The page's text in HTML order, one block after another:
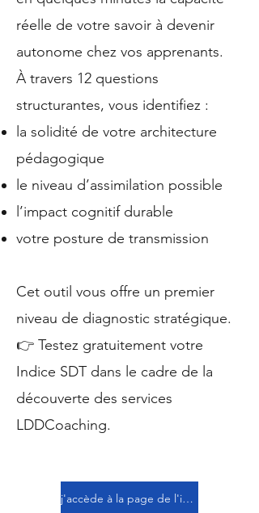
réelle de votre savoir à devenir
autonome chez vos apprenants.
À travers 12 questions
structurantes, vous identifiez :
la solidité de votre architecture
pédagogique
le niveau d’assimilation possible
l’impact cognitif durable
votre posture de transmission
Cet outil vous offre un premier
niveau de diagnostic stratégique.
👉 Testez gratuitement votre
Indice SDT dans le cadre de la
découverte des services
LDDCoaching.
j'accède à la page de l'indice SDT et je réalise mon évaluation